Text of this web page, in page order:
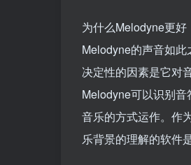
为什么Melodyne更好
Melodyne的声音如此
决定性的因素是它对
Melodyne可以识别
音乐的方式运作。作
乐背景的理解的软件